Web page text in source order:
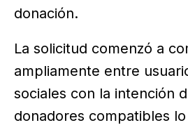
donación.
La solicitud comenzó a
ampliamente entre
sociales con la intención
donadores compatibles